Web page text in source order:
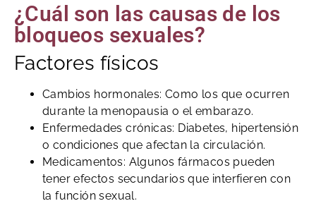
¿Cuál son las causas de los
bloqueos sexuales?
Factores físicos
Cambios hormonales: Como los que ocurren
durante la menopausia o el embarazo.
Enfermedades crónicas: Diabetes, hipertensión
o condiciones que afectan la circulación.
Medicamentos: Algunos fármacos pueden
tener efectos secundarios que interfieren con
la función sexual.